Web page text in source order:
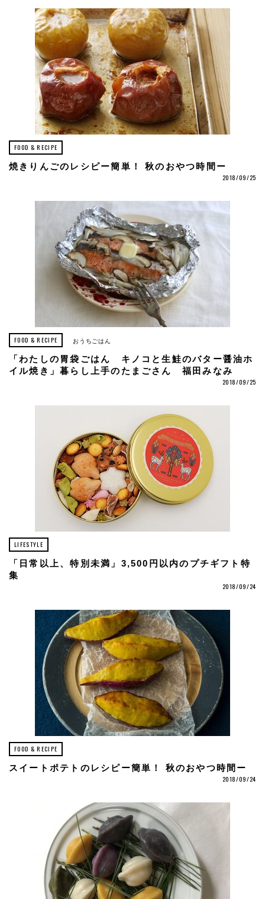
FOOD & RECIPE
焼きりんごのレシピー簡単！ 秋のおやつ時間ー
2018/09/25
FOOD & RECIPE おうちごはん
「わたしの胃袋ごはん キノコと生鮭のバター醤油ホ
イル焼き」暮らし上手のたまごさん 福田みなみ
2018/09/25
LIFESTYLE
「日常以上、特別未満」3,500円以内のプチギフト特
集
2018/09/24
FOOD & RECIPE
スイートポテトのレシピー簡単！ 秋のおやつ時間ー
2018/09/24